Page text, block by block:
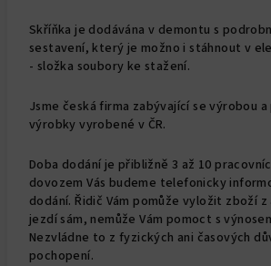
Skříňka je dodávána v demontu s
sestavení, který je možno i stáhnout v
- složka soubory ke stažení.
Jsme česká firma zabývající se výrobou
výrobky vyrobené v ČR.
Doba dodání je přibližně 3 až 10
dovozem Vás budeme telefonicky
dodání. Řidič Vám pomůže vyložit zboží
jezdí sám, nemůže Vám pomoct s
Nezvládne to z fyzických ani časových
pochopení.